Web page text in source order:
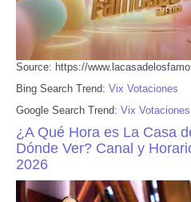
Source: https://
Bing Search Trend: Vix Votaciones
Google Search Trend: Vix Votaciones
¿A Qué Hora es La Casa
Dónde Ver? Canal y
2026